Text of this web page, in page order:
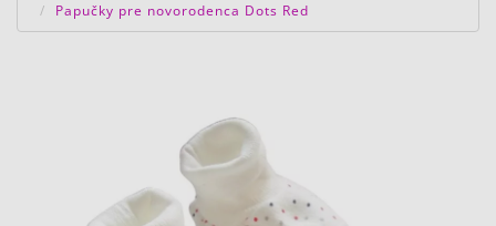
Papučky pre novorodenca Dots Red